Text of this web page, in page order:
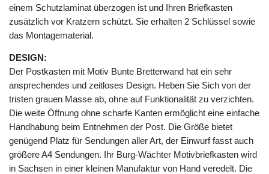
einem Schutzlaminat überzogen ist und Ihren Briefkasten
zusätzlich vor Kratzern schützt. Sie erhalten 2 Schlüssel sowie
das Montagematerial.
DESIGN:
Der Postkasten mit Motiv Bunte Bretterwand hat ein sehr
ansprechendes und zeitloses Design. Heben Sie Sich von der
tristen grauen Masse ab, ohne auf Funktionalität zu verzichten.
Die weite Öffnung ohne scharfe Kanten ermöglicht eine einfache
Handhabung beim Entnehmen der Post. Die Größe bietet
genügend Platz für Sendungen aller Art, der Einwurf fasst auch
größere A4 Sendungen. Ihr Burg-Wächter Motivbriefkasten wird
in Sachsen in einer kleinen Manufaktur von Hand veredelt. Die